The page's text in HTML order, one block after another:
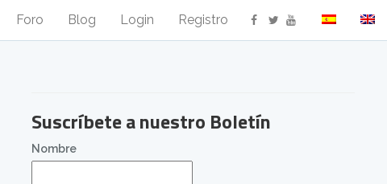
Foro Blog Login Registro . . .
Suscríbete a nuestro Boletín
Nombre